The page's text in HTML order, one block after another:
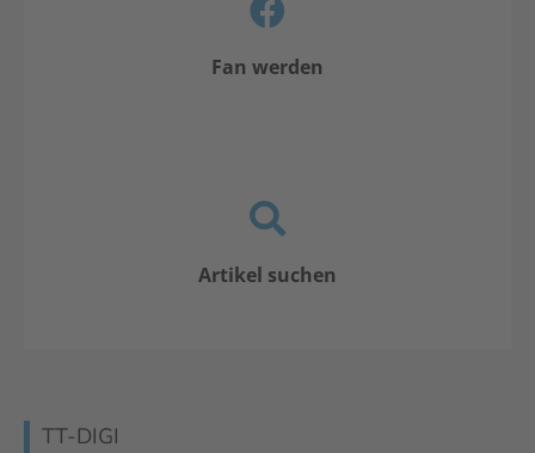
Fan werden
Artikel suchen
TT-DIGI